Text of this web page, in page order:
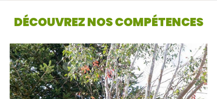
DÉCOUVREZ NOS COMPÉTENCES